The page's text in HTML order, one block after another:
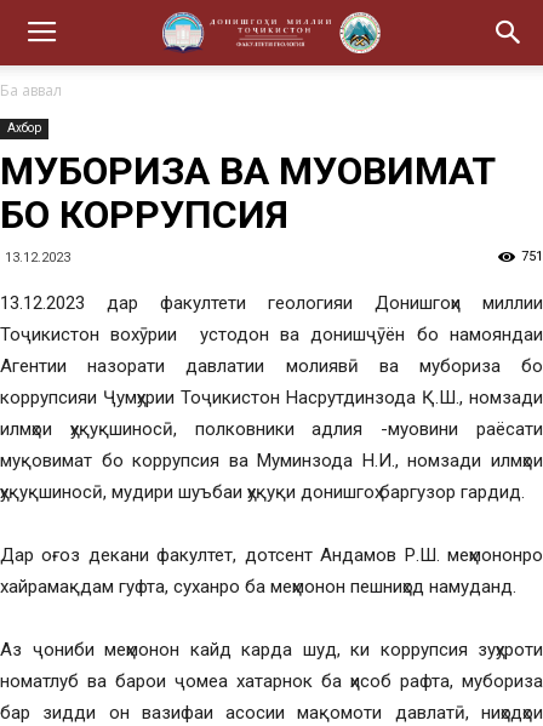
Ба аввал
Ахбор
МУБОРИЗА ВА МУҚОВИМАТ
БО КОРРУПСИЯ
13.12.2023 751
13.12.2023 дар факултети геологияи Донишгоҳи миллии
Тоҷикистон вохӯрии устодон ва донишҷӯён бо намояндаи
Агентии назорати давлатии молиявӣ ва мубориза бо
коррупсияи Ҷумҳурии Тоҷикистон Насрутдинзода Қ.Ш., номзади
илмҳои ҳуқуқшиносӣ, полковники адлия -муовини раёсати
муқовимат бо коррупсия ва Муминзода Н.И., номзади илмҳои
ҳуқуқшиносӣ, мудири шуъбаи ҳуқуқи донишгоҳ баргузор гардид.
Дар оғоз декани факултет, дотсент Андамов Р.Ш. меҳмононро
хайрамақдам гуфта, суханро ба меҳмонон пешниҳод намуданд.
Аз ҷониби меҳмонон кайд карда шуд, ки коррупсия зуҳуроти
номатлуб ва барои ҷомеа хатарнок ба ҳисоб рафта, мубориза
бар зидди он вазифаи асосии мақомоти давлатӣ, ниҳодҳои